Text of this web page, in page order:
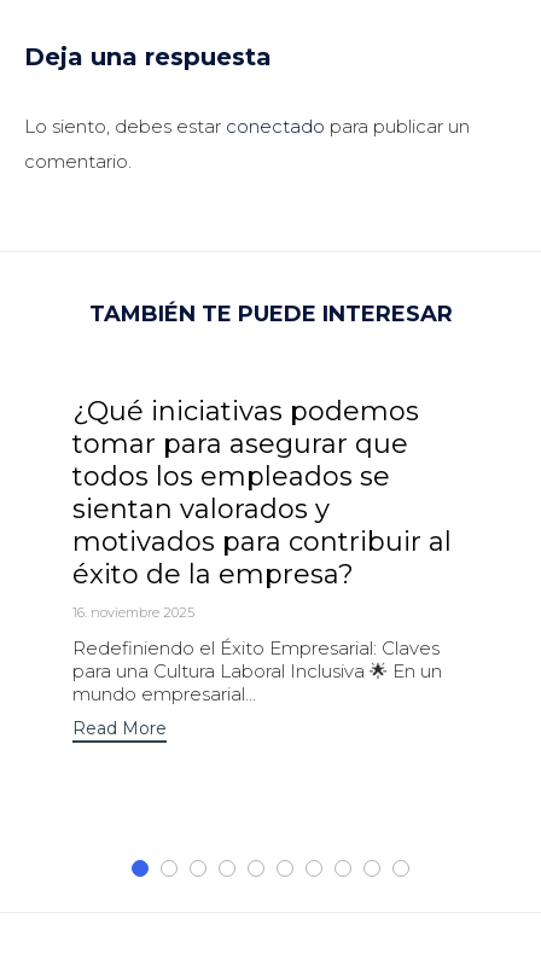
Deja una respuesta
Lo siento, debes estar conectado para publicar un
comentario.
TAMBIÉN TE PUEDE INTERESAR
¿Qué iniciativas podemos
tomar para asegurar que
todos los empleados se
sientan valorados y
motivados para contribuir al
éxito de la empresa?
16. noviembre 2025
Redefiniendo el Éxito Empresarial: Claves
para una Cultura Laboral Inclusiva 🌟 En un
mundo empresarial...
Read More